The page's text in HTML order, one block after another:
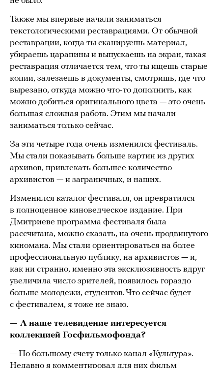
Также мы впервые начали заниматься
текстологическими реставрациями. От обычной
реставрации, когда ты сканируешь материал,
убираешь царапины и выпускаешь на экран, такая
реставрация отличается тем, что ты ищешь старые
копии, залезаешь в документы, смотришь, где что
вырезано, откуда можно что-то дополнить, как
можно добиться оригинального цвета — это очень
большая сложная работа. Этим мы начали
заниматься только сейчас.
За эти четыре года очень изменился фестиваль.
Мы стали показывать больше картин из других
архивов, привлекать большее количество
архивистов — и заграничных, и наших.
Изменился каталог фестиваля, он превратился
в полноценное киноведческое издание. При
Дмитриеве программа фестиваля была
рассчитана, можно сказать, на очень продвинутого
киномана. Мы стали ориентироваться на более
профессиональную публику, на архивистов — и,
как ни странно, именно эта эксклюзивность вдруг
увеличила число зрителей, появилось гораздо
больше молодежи, студентов. Что сейчас будет
с фестивалем, я тоже не знаю.
— А наше телевидение интересуется
коллекцией Госфильмофонда?
— По большому счету только канал «Культура».
Недавно я комментировал для них фильм